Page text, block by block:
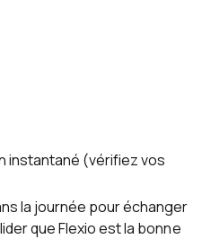
instantané (vérifiez vos
la journée pour échanger
que Flexio est la bonne